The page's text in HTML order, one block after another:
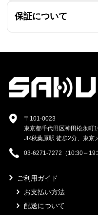
保証について
〒101-0023
東京都千代田区神田松永町
JR秋葉原駅 徒歩2分、東京
03-6271-7272（10:30～
ご利用ガイド
お支払い方法
配送について